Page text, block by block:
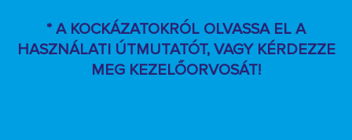
* A KOCKÁZATOKRÓL OLVASSA EL A
HASZNÁLATI ÚTMUTATÓT, VAGY KÉRDEZZE
MEG KEZELŐORVOSÁT!